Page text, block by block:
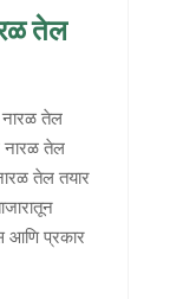
तेल
तेल
नारळ तेल
तेल तयार
आणि प्रकार